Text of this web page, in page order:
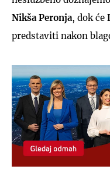
Nikša Peronja, dok će
predstaviti nakon